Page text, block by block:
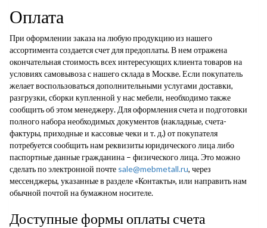
Оплата
При оформлении заказа на любую продукцию из нашего
ассортимента создается счет для предоплаты. В нем отражена
окончательная стоимость всех интересующих клиента товаров на
условиях самовывоза с нашего склада в Москве. Если покупатель
желает воспользоваться дополнительными услугами доставки,
разгрузки, сборки купленной у нас мебели, необходимо также
сообщить об этом менеджеру. Для оформления счета и подготовки
полного набора необходимых документов (накладные, счета-
фактуры, приходные и кассовые чеки и т. д.) от покупателя
потребуется сообщить нам реквизиты юридического лица либо
паспортные данные гражданина – физического лица. Это можно
сделать по электронной почте sale@mebmetall.ru, через
мессенджеры, указанные в разделе «Контакты», или направить нам
обычной почтой на бумажном носителе.
Доступные формы оплаты счета